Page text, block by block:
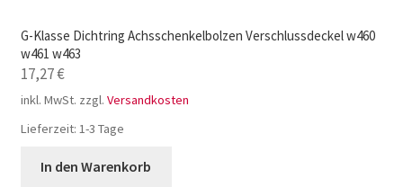
G-Klasse Dichtring Achsschenkelbolzen Verschlussdeckel w460
w461 w463
17,27€
inkl. MwSt. zzgl. Versandkosten
Lieferzeit: 1-3 Tage
In den Warenkorb